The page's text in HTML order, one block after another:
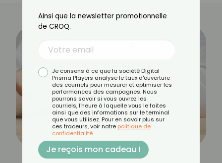
Ainsi que la newsletter promotionnelle
de CROQ.
Je consens à ce que la société Digital
Prisma Players analyse le taux d'ouverture
des courriels pour mesurer et optimiser les
performances des campagnes. Nous
pourrons savoir si vous ouvrez les
courriels, l'heure à laquelle vous le faites
ainsi que des informations sur le terminal
que vous utilisez. Pour en savoir plus sur
ces traceurs, voir notre politique de
confidentialité.
Je reçois mon cadeau !